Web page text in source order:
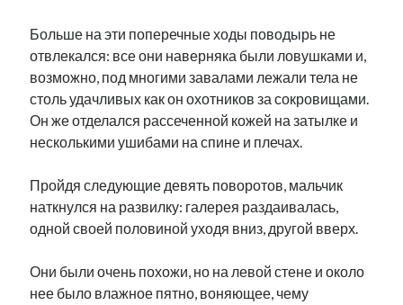
Больше на эти поперечные ходы поводырь не
отвлекался: все они наверняка были ловушками и,
возможно, под многими завалами лежали тела не
столь удачливых как он охотников за сокровищами.
Он же отделался рассеченной кожей на затылке и
несколькими ушибами на спине и плечах.
Пройдя следующие девять поворотов, мальчик
наткнулся на развилку: галерея раздаивалась,
одной своей половиной уходя вниз, другой вверх.
Они были очень похожи, но на левой стене и около
нее было влажное пятно, воняющее, чему